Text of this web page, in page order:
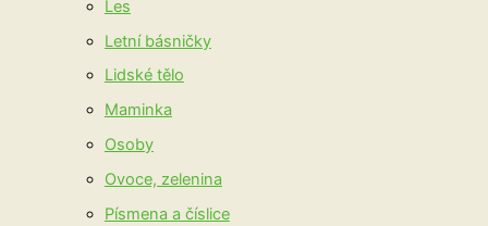
Les
Letní básničky
Lidské tělo
Maminka
Osoby
Ovoce, zelenina
Písmena a číslice